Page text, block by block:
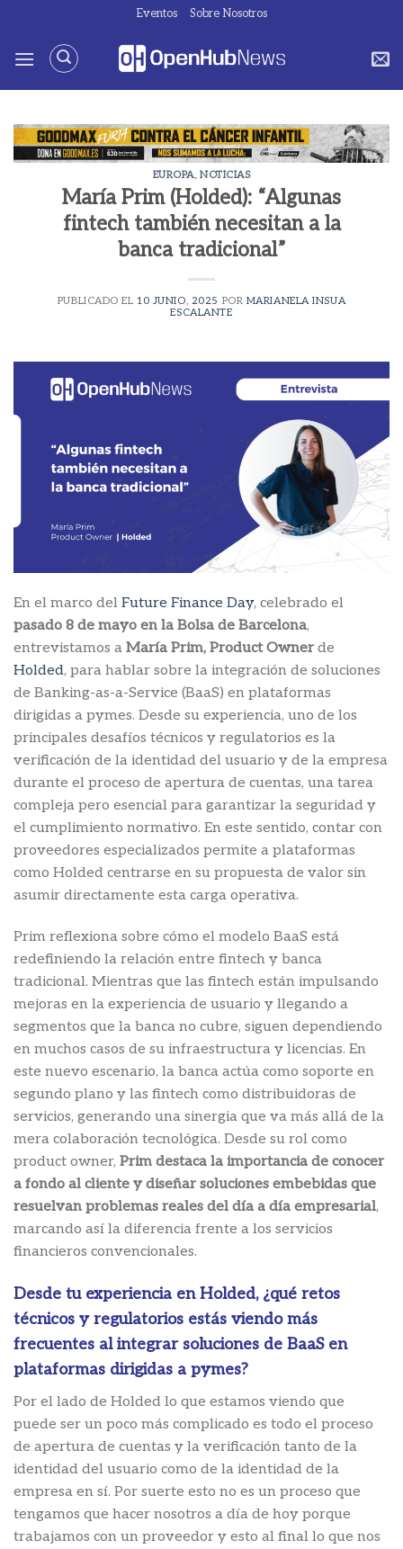
contenido
Eventos Sobre Nosotros
EUROPA, NOTICIAS
María Prim (Holded): “Algunas
fintech también necesitan a la
banca tradicional”
PUBLICADO EL 10 JUNIO, 2025 POR MARIANELA INSUA
ESCALANTE
En el marco del Future Finance Day, celebrado el
pasado 8 de mayo en la Bolsa de Barcelona,
entrevistamos a María Prim, Product Owner de
Holded, para hablar sobre la integración de soluciones
de Banking-as-a-Service (BaaS) en plataformas
dirigidas a pymes. Desde su experiencia, uno de los
principales desafíos técnicos y regulatorios es la
verificación de la identidad del usuario y de la empresa
durante el proceso de apertura de cuentas, una tarea
compleja pero esencial para garantizar la seguridad y
el cumplimiento normativo. En este sentido, contar con
proveedores especializados permite a plataformas
como Holded centrarse en su propuesta de valor sin
asumir directamente esta carga operativa.
Prim reflexiona sobre cómo el modelo BaaS está
redefiniendo la relación entre fintech y banca
tradicional. Mientras que las fintech están impulsando
mejoras en la experiencia de usuario y llegando a
segmentos que la banca no cubre, siguen dependiendo
en muchos casos de su infraestructura y licencias. En
este nuevo escenario, la banca actúa como soporte en
segundo plano y las fintech como distribuidoras de
servicios, generando una sinergia que va más allá de la
mera colaboración tecnológica. Desde su rol como
product owner, Prim destaca la importancia de conocer
a fondo al cliente y diseñar soluciones embebidas que
resuelvan problemas reales del día a día empresarial,
marcando así la diferencia frente a los servicios
financieros convencionales.
Desde tu experiencia en Holded, ¿qué retos
técnicos y regulatorios estás viendo más
frecuentes al integrar soluciones de BaaS en
plataformas dirigidas a pymes?
Por el lado de Holded lo que estamos viendo que
puede ser un poco más complicado es todo el proceso
de apertura de cuentas y la verificación tanto de la
identidad del usuario como de la identidad de la
empresa en sí. Por suerte esto no es un proceso que
tengamos que hacer nosotros a día de hoy porque
trabajamos con un proveedor y esto al final lo que nos